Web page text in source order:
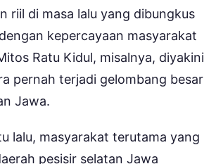
riil di masa lalu yang dibungkus
kepercayaan masyarakat
Ratu Kidul, misalnya, diyakini
pernah terjadi gelombang besar
Jawa.
lalu, masyarakat terutama yang
pesisir selatan Jawa